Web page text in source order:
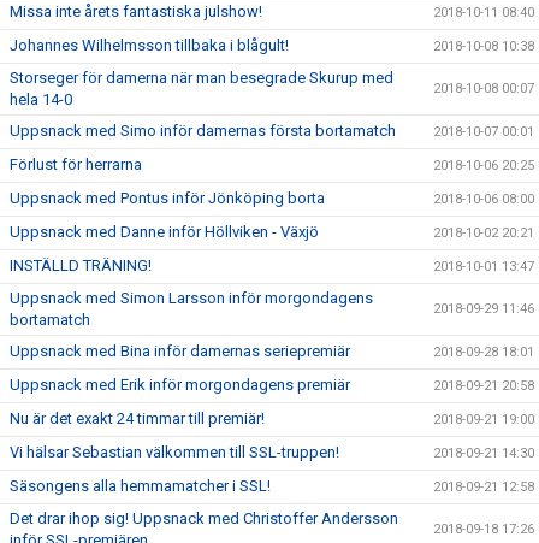
Missa inte årets fantastiska julshow! 2018-10-11 08:40
Johannes Wilhelmsson tillbaka i blågult! 2018-10-08 10:38
Storseger för damerna när man besegrade Skurup med
hela 14-0
2018-10-08 00:07
Uppsnack med Simo inför damernas första bortamatch 2018-10-07 00:01
Förlust för herrarna 2018-10-06 20:25
Uppsnack med Pontus inför Jönköping borta 2018-10-06 08:00
Uppsnack med Danne inför Höllviken - Växjö 2018-10-02 20:21
INSTÄLLD TRÄNING! 2018-10-01 13:47
Uppsnack med Simon Larsson inför morgondagens
bortamatch
2018-09-29 11:46
Uppsnack med Bina inför damernas seriepremiär 2018-09-28 18:01
Uppsnack med Erik inför morgondagens premiär 2018-09-21 20:58
Nu är det exakt 24 timmar till premiär! 2018-09-21 19:00
Vi hälsar Sebastian välkommen till SSL-truppen! 2018-09-21 14:30
Säsongens alla hemmamatcher i SSL! 2018-09-21 12:58
Det drar ihop sig! Uppsnack med Christoffer Andersson
2018-09-18 17:26